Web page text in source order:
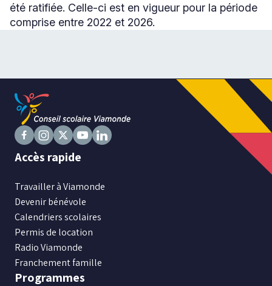
été ratifiée. Celle-ci est en vigueur pour la période
comprise entre 2022 et 2026.
Suivez
sur
Facebook
Suivez
sur
Instagram
Suivez
nous
sur
X
Suivez
sur
Accès rapide
Travailler à Viamonde
Devenir bénévole
Calendriers scolaires
Permis de location
Radio Viamonde
Franchement famille
Programmes